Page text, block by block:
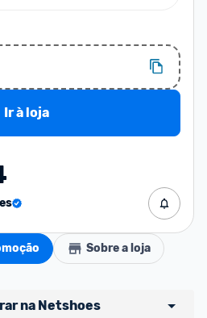
Ir à loja
Sobre a loja
na Netshoes